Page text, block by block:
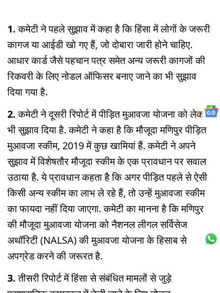
1.कमेटी ने पहले सुझाव में कहा है कि हिंसा में लोगों के जरूरी
कागज या आईडी खो गए हैं, जो दोबारा जारी होने चाहिए.
आधार कार्ड जैसे पहचान पत्र समेत अन्य जरूरी कागजों की
रिकवरी के लिए नोडल ऑफिसर बनाए जाने का भी सुझाव
दिया गया है.
2.कमेटी ने दूसरी रिपोर्ट में पीड़ित मुआवजा योजना को लेकर
भी सुझाव दिया है. कमेटी ने कहा है कि मौजूदा मणिपुर पीड़ित
मुआवजा स्कीम, 2019 में कुछ खामियां हैं. कमेटी ने अपने
सुझाव में विशेषतौर मौजूदा स्कीम के एक प्रावधान पर सवाल
उठाया है. ये प्रावधान कहता है कि अगर पीड़ित पहले से ऐसी
किसी अन्य स्कीम का लाभ ले रहे हैं, तो उन्हें मुआवजा स्कीम
का फायदा नहीं दिया जाएगा. कमेटी का मानना है कि मणिपुर
की मौजूदा मुआवजा योजना को नैशनल लीगल सर्विसेज
अथॉरिटी (NALSA) की मुआवजा योजना के हिसाब से
अपग्रेड करने की जरूरत है.
3.तीसरी रिपोर्ट में हिंसा से संबंधित मामलों से जुड़े